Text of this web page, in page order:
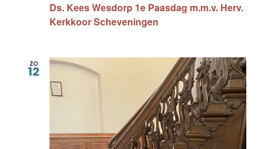
Ds. Kees Wesdorp 1e Paasdag m.m.v. Herv.
Kerkkoor Scheveningen
zo
12